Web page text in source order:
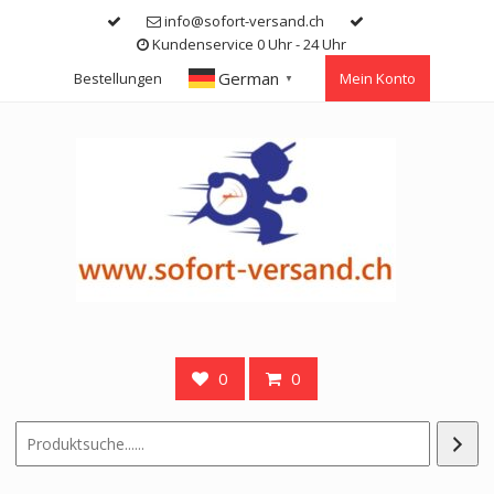
info@sofort-versand.ch
Kundenservice 0 Uhr - 24 Uhr
Bestellungen
German ▼ Mein Konto
0 0